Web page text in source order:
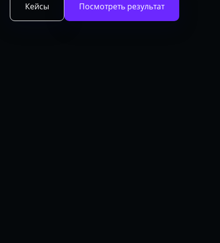
Кейсы Посмотреть результат